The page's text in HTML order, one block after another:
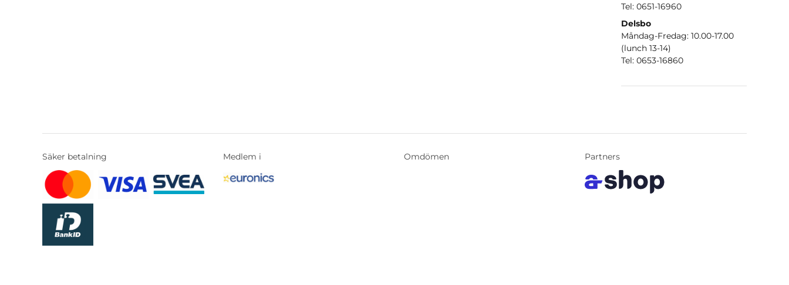
Tel: 0651-16960
Delsbo
Måndag-Fredag: 10.00-17.00
(lunch 13-14)
Tel: 0653-16860
Säker betalning Medlem i Omdömen Partners